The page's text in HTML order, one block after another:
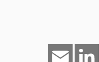
Email